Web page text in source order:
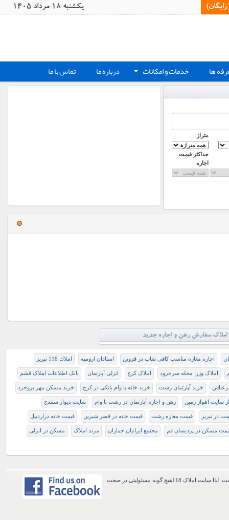
يکشنبه 18 مرداد 1405
ها + خدمات و امکانات درباره ما تماس با ما
متراژ
حداکثر قیمت
اجاره
املاک سفارش رهن و اجاره جدید
اجاره مغازه مناسب کافی شاپ در قزوین استادان ارومیه املاك 118 تبريز
املاک وزرا محله سرخرود املاک کرج انزلی آپارتمان بانک اطلاعات املاک قشم
خرید آپارتمان رشت خرید خانه با وام بانکی در کرج خرید مسکن مهر بروجرد
سایت اهواز زمین رهن و اجاره آپارتمان در رشت با وام سايت ديوار سنندج
در تبريز قيمت مغازه رشت قیمت خانه در قصر شیرین قیمت خانه دراردبیل
مسکن در پردیسان قم مجتمع ایرانیان جماران مرند املاک مسکن در انزلی
اطلاعات موجود در این وب سایت از طریق کاربران عمومی سایت ثبت شده است. لذا سایت املاک 118هیچ گونه مسئولیتی در صحت